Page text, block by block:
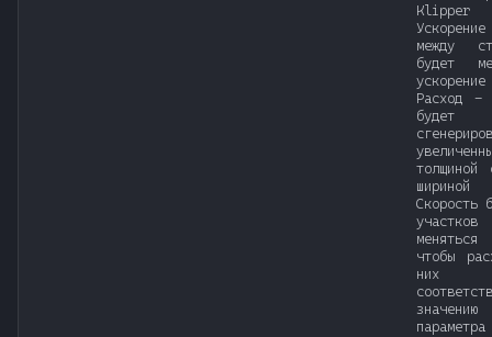
Klipper
между
будет
ускорение
Расход -
будет
толщиной
шириной
Скорость
чтобы
них
параметра